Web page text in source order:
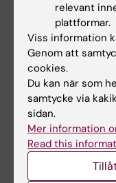
Relaterade
relevant
plattformar.
Viss information
Genom att
cookies.
Du kan när som
samtycke via
sidan.
Mer information
Read this